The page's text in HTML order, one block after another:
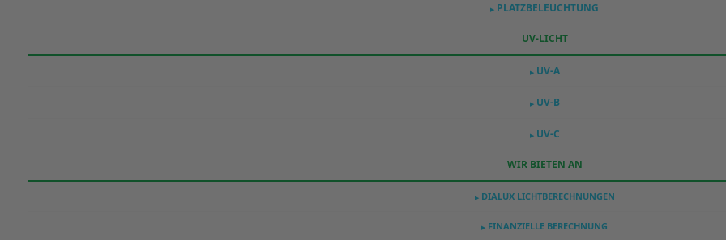
▶ PLATZBELEUCHTUNG
UV-LICHT
▶ UV-A
▶ UV-B
▶ UV-C
WIR BIETEN AN
▶ DIALUX LICHTBERECHNUNGEN
▶ FINANZIELLE BERECHNUNG